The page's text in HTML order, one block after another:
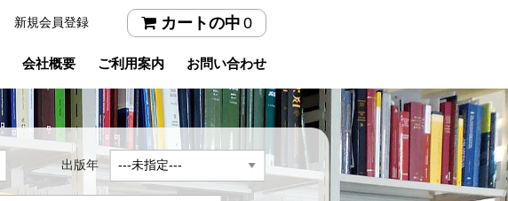
新規会員登録 カートの中 0
会社概要 ご利用案内 お問い合わせ
出版年